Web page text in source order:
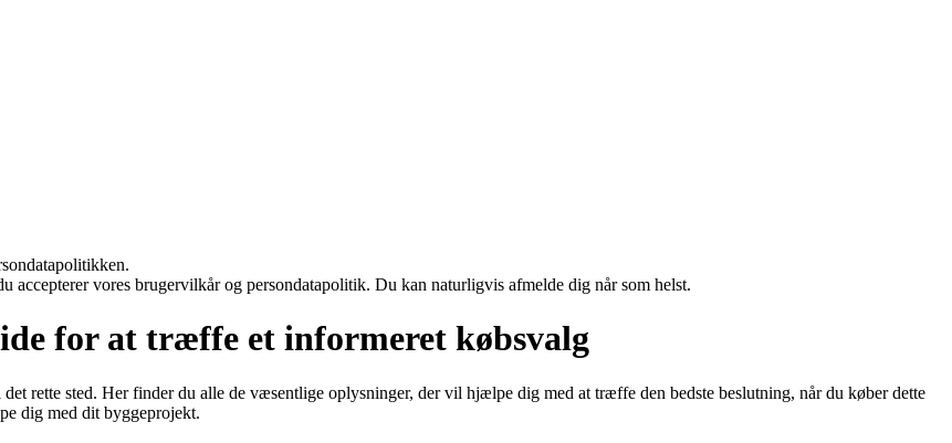
vores brugervilkår og persondatapolitik. Du kan naturligvis afmelde dig når som helst.
for at træffe et informeret købsvalg
rette sted. Her finder du alle de væsentlige oplysninger, der vil hjælpe dig med at træffe den bedste beslutning, når du køber dette
dig med dit byggeprojekt.